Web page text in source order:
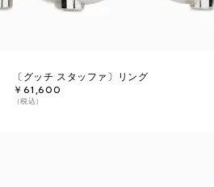
〔グッチ スタッファ〕リング
￥61,600
（税込）